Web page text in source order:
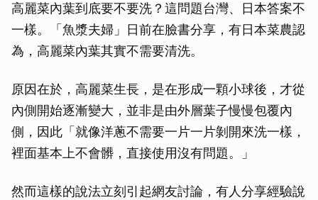
高麗菜內葉到底要不要洗？這問題台灣、日本答案不
一樣。「魚漿夫婦」日前在臉書分享，有日本菜農認
為，高麗菜內葉其實不需要清洗。
原因在於，高麗菜生長，是在形成一顆小球後，才從
內側開始逐漸變大，並非是由外層葉子慢慢包覆內
側，因此「就像洋蔥不需要一片一片剝開來洗一樣，
裡面基本上不會髒，直接使用沒有問題。」
然而這樣的說法立刻引起網友討論，有人分享經驗說